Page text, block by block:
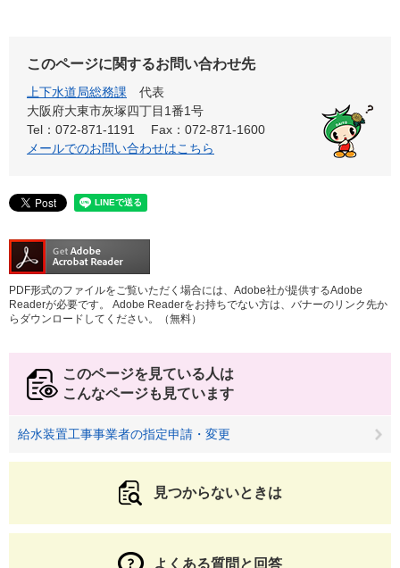
このページに関するお問い合わせ先
上下水道局総務課
代表
大阪府大東市灰塚四丁目1番1号
Tel：072-871-1191
Fax：072-871-1600
メールでのお問い合わせはこちら
PDF形式のファイルをご覧いただく場合には、Adobe社が提供するAdobe
Readerが必要です。
Adobe Readerをお持ちでない方は、バナーのリンク先か
らダウンロードしてください。（無料）
このページを見ている人は
こんなページも見ています
給水装置工事事業者の指定申請・変更
見つからないときは
よくある質問と回答